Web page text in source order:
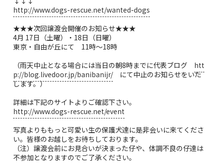
http://www.dogs-rescue.net/wanted-dogs
★★★次回譲渡会開催のお知らせ★★★
4月 17日（土曜）・18日（日曜）
東京・自由が丘にて 11時～18時
（雨天中止となる場合には当日の朝8時までに代表ブログ htt
p://blog.livedoor.jp/banibanijr/にて中止のお知らせをいた
します。）
詳細は下記のサイトよりご確認下さい。
http://www.dogs-rescue.net/event
写真よりももっと可愛い生の保護犬達に是非会いに来てくださ
い。皆様のお越しをお待ちしております。
（注）譲渡会前にお見合いが決まった仔や、体調不良の仔達は
不参加となりますのでご了承ください。